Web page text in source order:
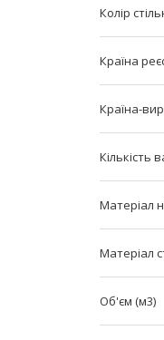
Колір
Країна
Країна-
Кількість
Матеріал
Матеріал
Об'єм (м3)